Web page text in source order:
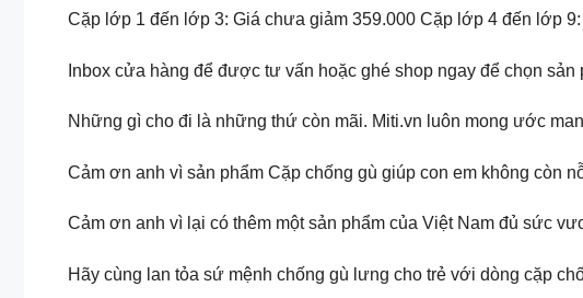
Cặp lớp 1 đến lớp 3: Giá chưa giảm 359.000 Cặp lớp 4 đến lớp
Inbox cửa hàng để được tư vấn hoặc ghé shop ngay để chọn sản
Những gì cho đi là những thứ còn mãi. Miti.vn luôn mong ước
Cảm ơn anh vì sản phẩm Cặp chống gù giúp con em không còn
Cảm ơn anh vì lại có thêm một sản phẩm của Việt Nam đủ sức
Hãy cùng lan tỏa sứ mệnh chống gù lưng cho trẻ với dòng cặp